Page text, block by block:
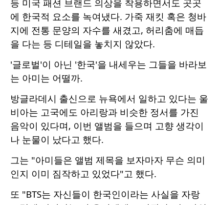
등 미국 패션 브랜드 의상을 착용하면서도 곳곳
에 한국적 요소를 녹여냈다. 가죽 재킷 혹은 청바
지에 전통 문양의 자수를 새겼고, 허리춤에 매듭
을 다는 등 디테일을 놓치지 않았다.
'글로벌'이 아닌 '한국'을 내세우는 그들을 바라보
는 아미는 어떨까.
방글라데시 출신으로 뉴욕에서 일하고 있다는 울
비아는 고국에도 아리랑과 비슷한 정서를 가진
음악이 있다며, 이번 앨범을 들으며 고향 생각이
나 눈물이 났다고 했다.
그는 "아미들은 앨범 제목을 보자마자 무슨 의미
인지 이미 짐작하고 있었다"고 했다.
또 "BTS는 자신들이 한국인이라는 사실을 자랑